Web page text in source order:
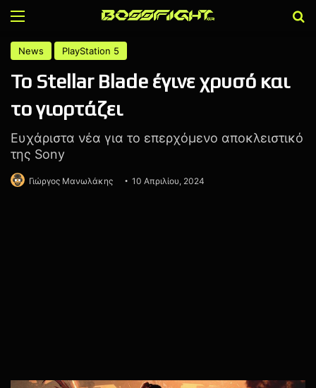
Menu
News PlayStation 5
Το Stellar Blade έγινε χρυσό και
το γιορτάζει
Ευχάριστα νέα για το επερχόμενο αποκλειστικό
της Sony
Γιώργος Μανωλάκης 10 Απριλίου, 2024